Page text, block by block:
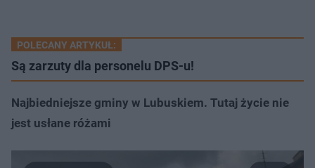
POLECANY ARTYKUŁ:
Są zarzuty dla personelu DPS-u!
Najbiedniejsze gminy w Lubuskiem. Tutaj życie nie
jest usłane różami